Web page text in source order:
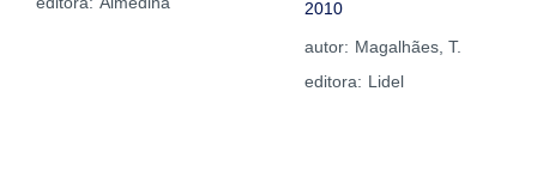
2010
autor: Magalhães, T.
editora: Lidel